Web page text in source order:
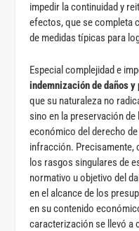
impedir la continuidad y
efectos, que se completa
de medidas típicas para
Especial complejidad e
indemnización de daños
que su naturaleza no
sino en la preservación
económico del derecho
infracción. Precisamente,
los rasgos singulares de
normativo u objetivo del
en el alcance de los
en su contenido
caracterización se llevó a